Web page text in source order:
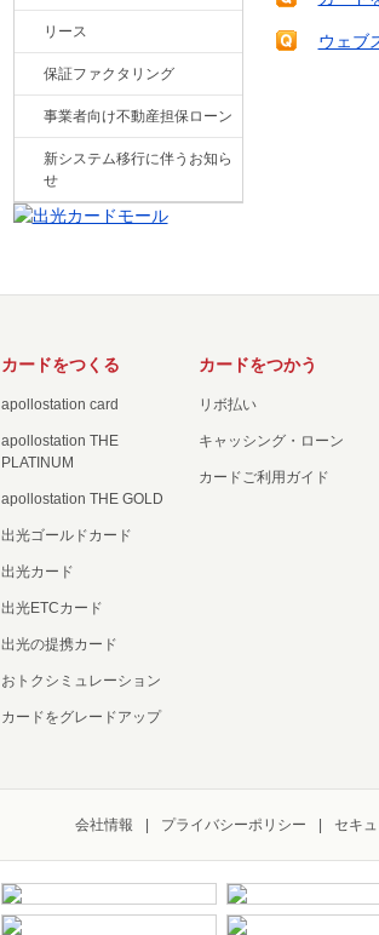
リース
保証ファクタリング
事業者向け不動産担保ローン
新システム移行に伴うお知ら
せ
ウェブ
カードをつくる
apollostation card
apollostation THE
PLATINUM
apollostation THE GOLD
出光ゴールドカード
出光カード
出光ETCカード
出光の提携カード
おトクシミュレーション
カードをグレードアップ
カードをつかう
リボ払い
キャッシング・ローン
カードご利用ガイド
会社情報 プライバシーポリシー セキ